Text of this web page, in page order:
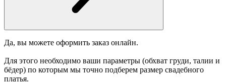
Да, вы можете оформить заказ онлайн.
Для этого необходимо ваши параметры (обхват груди, талии и
бёдер) по которым мы точно подберем размер свадебного
платья.